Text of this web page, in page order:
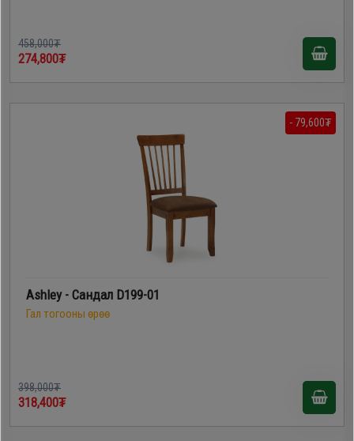
458,000₮
274,800₮
- 79,600₮
Ashley - Сандал D199-01
Гал тогооны өрөө
398,000₮
318,400₮